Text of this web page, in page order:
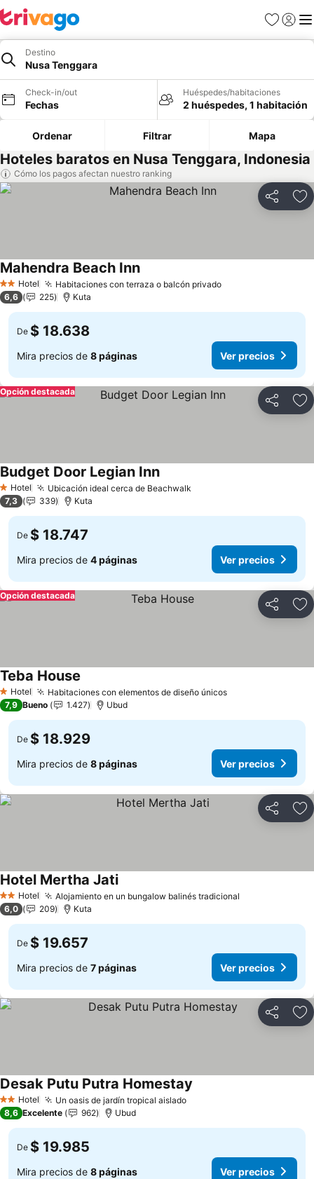
Favoritos
Iniciar
Destino
Nusa Tenggara
Check-in/out
Fechas
Huéspedes/habitaciones
2 huéspedes, 1 habitación
Ordenar Filtrar Mapa
Hoteles baratos en Nusa Tenggara, Indonesia
Cómo los pagos afectan nuestro ranking
Compartir
2 Estrellas
Hotel Habitaciones con terraza o balcón privadoVer precios
Mahendra Beach InnVer precios
6,6 225 Kuta
De $ 18.638
Mira precios de 8 páginas Ver precios
Compartir
Opción destacada
1 Estrellas
Hotel Ubicación ideal cerca de Beachwalk
Budget Door Legian InnVer precios
7,3 339 Kuta
De $ 18.747
Mira precios de 4 páginas Ver precios
Compartir
Opción destacada
1 Estrellas
Hotel Habitaciones con elementos de diseño únicosVer precios
Teba House
7,9 Bueno 1.427 Ubud
De $ 18.929
Mira precios de 8 páginas Ver precios
Compartir
2 Estrellas
Hotel Alojamiento en un bungalow balinés tradicional
Hotel Mertha JatiVer precios
6,0 209 Kuta
De $ 19.657
Mira precios de 7 páginas Ver precios
Compartir
2 Estrellas
Hotel Un oasis de jardín tropical aisladoVer precios
Desak Putu Putra Homestay
8,6 Excelente 962 Ubud
De $ 19.985
Mira precios de 8 páginas Ver precios